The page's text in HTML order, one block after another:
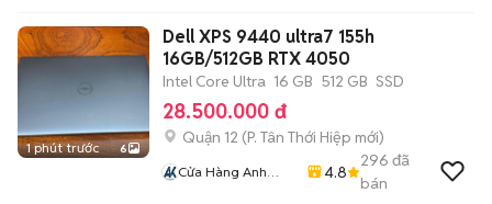
1 phút trước 6
Dell XPS 9440 ultra7 155h
16GB/512GB RTX 4050
Intel Core Ultra 16 GB 512 GB SSD
28.500.000 đ
Quận 12 (P. Tân Thới Hiệp mới)
Cửa Hàng Anh
4.8
296 đã
bán